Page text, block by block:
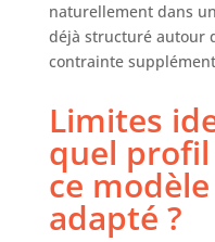
naturellement dans
déjà structuré autour
contrainte
Limites
quel
ce
adapté ?